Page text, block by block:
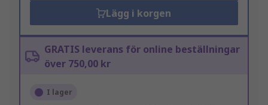
Lägg i korgen
GRATIS leverans för online beställningar
över 750,00 kr
I lager